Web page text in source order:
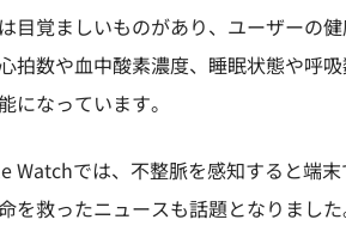
目覚ましいものがあり、ユーザーの
拍数や血中酸素濃度、睡眠状態や呼
になっています。
Watchでは、不整脈を感知すると端
を救ったニュースも話題となりました